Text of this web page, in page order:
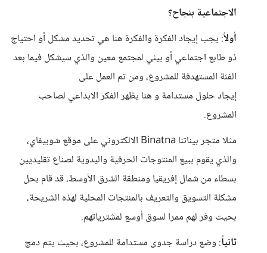
الاجتماعية بنجاح؟
أولاً: يجب إيجاد الفكرة والفكرة هنا هي تحديد مشكل أو احتياج
ذو طابع اجتماعي أو بيئي لمجتمع معين والذي سيشكل فيما بعد
الفئة المستهدفة للمشروع، ومن تم العمل على
إيجاد حلول مستدامة و هنا يظهر الفكر الابداعي لصاحب
المشروع.
مثلا متجر بيناتنا Binatna الالكتروني على موقع شوبيفاي،
والذي يقوم ببيع المنتوجات الحرفية واليدوية لصناع تقليديين
بسطاء من شمال إفريقيا ومنطقة الشرق الأوسط، قد قام بحل
مشكلة التسويق والتعريف بالمنتجات المحلية لهذه الشريحة،
بحيث وفر لهم ممرا لسوق أوسع لمشترياتهم.
ثانياً: وضع دراسة جدوى مستدامة للمشروع، بحيث يتم دمج